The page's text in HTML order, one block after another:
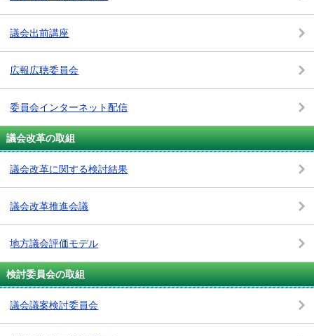
議会出前講座
広報広聴委員会
委員会インターネット配信
議会改革の取組
議会改革に関する検討結果
議会改革推進会議
地方議会評価モデル
検討委員会の取組
議会議案検討委員会